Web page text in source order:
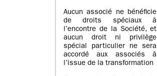
Aucun associé ne bénéficie
de droits spéciaux à
l’encontre de la Société, et
aucun droit ni privilège
spécial particulier ne sera
accordé aux associés à
l’issue de la transformation